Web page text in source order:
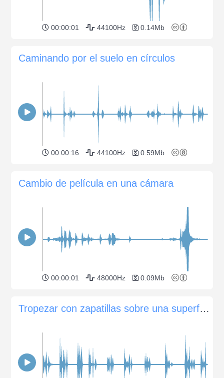
00:00:01 44100Hz 0.14Mb
Caminando por el suelo en círculos
00:00:16 44100Hz 0.59Mb
Cambio de película en una cámara
00:00:01 48000Hz 0.09Mb
Tropezar con zapatillas sobre una superficie granulada